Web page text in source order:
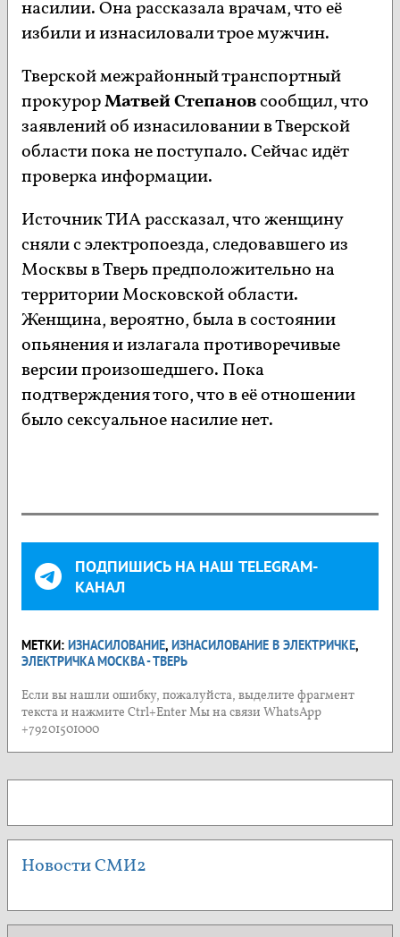
насилии. Она рассказала врачам, что её
избили и изнасиловали трое мужчин.
Тверской межрайонный транспортный
прокурорМатвей Степановсообщил, что
заявлений об изнасиловании в Тверской
области пока не поступало. Сейчас идёт
проверка информации.
Источник ТИА рассказал, что женщину
сняли с электропоезда, следовавшего из
Москвы в Тверь предположительно на
территории Московской области.
Женщина, вероятно, была в состоянии
опьянения и излагала противоречивые
версии произошедшего. Пока
подтверждения того, что в её отношении
было сексуальное насилие нет.
ПОДПИШИСЬ НА НАШ TELEGRAM-
КАНАЛ
МЕТКИ: ИЗНАСИЛОВАНИЕ, ИЗНАСИЛОВАНИЕ В ЭЛЕКТРИЧКЕ,
ЭЛЕКТРИЧКА МОСКВА - ТВЕРЬ
Если вы нашли ошибку, пожалуйста, выделите фрагмент
текста и нажмите Ctrl+Enter Мы на связи WhatsApp
+79201501000
Новости СМИ2